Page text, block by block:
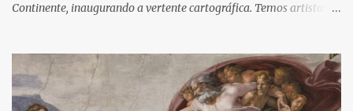
Continente, inaugurando a vertente cartográfica. Temos artistas,
participa de uma cultura a ser descoberta, conquistada. Na
verdade antes de ser conquistada a arte serviu à conquista. O
Barroco serviu à dominação política da América Latina. Muitos